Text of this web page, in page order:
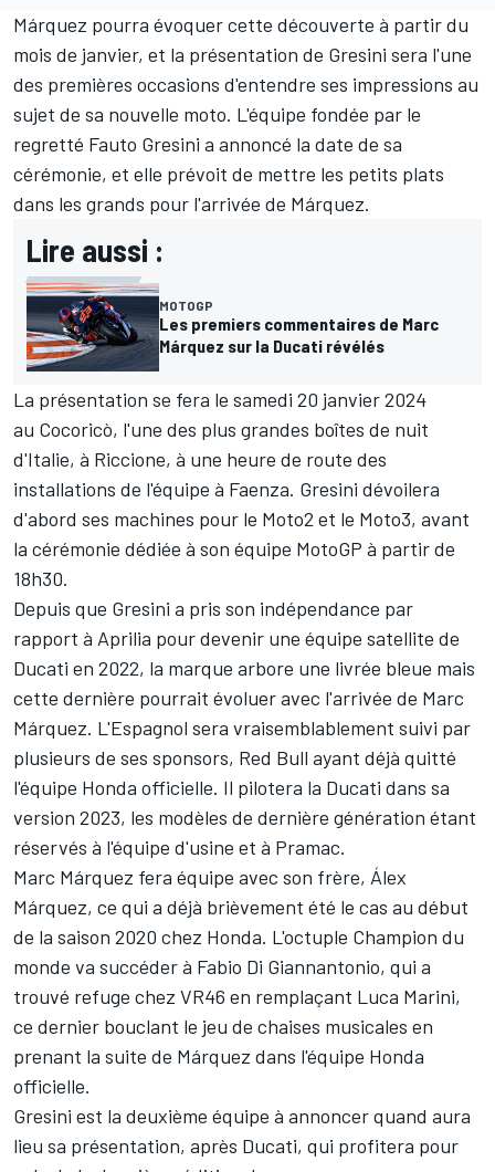
Márquez pourra évoquer cette découverte à partir du
mois de janvier, et la présentation de Gresini sera l'une
des premières occasions d'entendre ses impressions au
sujet de sa nouvelle moto. L'équipe fondée par le
regretté Fauto Gresini a annoncé la date de sa
cérémonie, et elle prévoit de mettre les petits plats
dans les grands pour l'arrivée de Márquez.
Lire aussi :
MOTOGP
Les premiers commentaires de Marc
Márquez sur la Ducati révélés
La présentation se fera le samedi 20 janvier 2024
au Cocoricò, l'une des plus grandes boîtes de nuit
d'Italie, à Riccione, à une heure de route des
installations de l'équipe à Faenza. Gresini dévoilera
d'abord ses machines pour le Moto2 et le Moto3, avant
la cérémonie dédiée à son équipe MotoGP à partir de
18h30.
Depuis que Gresini a pris son indépendance par
rapport à Aprilia pour devenir une équipe satellite de
Ducati en 2022, la marque arbore une livrée bleue mais
cette dernière pourrait évoluer avec l'arrivée de Marc
Márquez. L'Espagnol sera vraisemblablement suivi par
plusieurs de ses sponsors, Red Bull ayant déjà quitté
l'équipe Honda officielle. Il pilotera la Ducati dans sa
version 2023, les modèles de dernière génération étant
réservés à l'équipe d'usine et à Pramac.
Marc Márquez fera équipe avec son frère, Álex
Márquez, ce qui a déjà brièvement été le cas au début
de la saison 2020 chez Honda. L'octuple Champion du
monde va succéder à Fabio Di Giannantonio, qui a
trouvé refuge chez VR46 en remplaçant Luca Marini,
ce dernier bouclant le jeu de chaises musicales en
prenant la suite de Márquez dans l'équipe Honda
officielle.
Gresini est la deuxième équipe à annoncer quand aura
lieu sa présentation, après Ducati, qui profitera pour